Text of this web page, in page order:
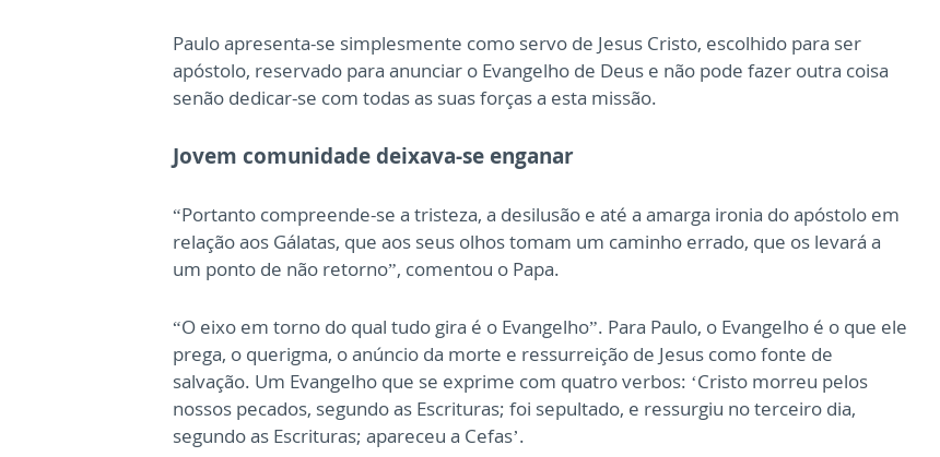
Paulo apresenta-se simplesmente como servo de Jesus Cristo, escolhido para ser
apóstolo, reservado para anunciar o Evangelho de Deus e não pode fazer outra coisa
senão dedicar-se com todas as suas forças a esta missão.
Jovem comunidade deixava-se enganar
“Portanto compreende-se a tristeza, a desilusão e até a amarga ironia do apóstolo em
relação aos Gálatas, que aos seus olhos tomam um caminho errado, que os levará a
um ponto de não retorno”, comentou o Papa.
“O eixo em torno do qual tudo gira é o Evangelho”. Para Paulo, o Evangelho é o que ele
prega, o querigma, o anúncio da morte e ressurreição de Jesus como fonte de
salvação. Um Evangelho que se exprime com quatro verbos: ‘Cristo morreu pelos
nossos pecados, segundo as Escrituras; foi sepultado, e ressurgiu no terceiro dia,
segundo as Escrituras; apareceu a Cefas’.